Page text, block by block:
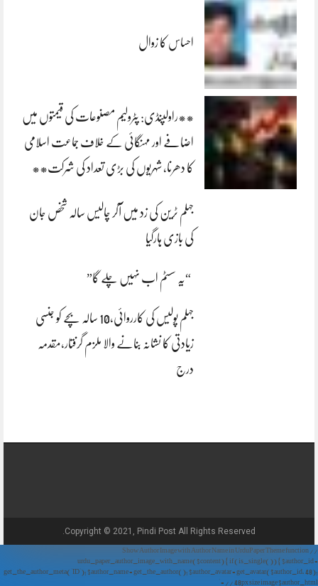
احساس کا زوال
**راولپنڈی: پٹرولیم مصنوعات کی قیمتوں میں
اضافے اور مہنگائی کے خلاف جماعت اسلامی
کا دھرنا، شہریوں کی بڑی تعداد کی شرکت**
جہلم ٹرین کی زد میں آکر چالیس سالہ شخص جان
کی بازی ہارگیا
“یہ سسٹم اب نہیں چلے گا”
جہلم پولیس کی کارروائی،10 سالہ بچے کو جنسی
زیادتی کا نشانہ بنانے والا ملزم گرفتار،مقدمہ
درج
Copyright © 2021, Pindi Post All Rights Reserved.
// Show Author Image with Author Name in UrduPaper Theme function
urdu_paper_author_image_with_name($content) { if (is_single()) { $author_id =
get_the_author_meta('ID'); $author_name = get_the_author(); $author_avatar = get_avatar($author_id, 48);
// 48px size image $author_html = '